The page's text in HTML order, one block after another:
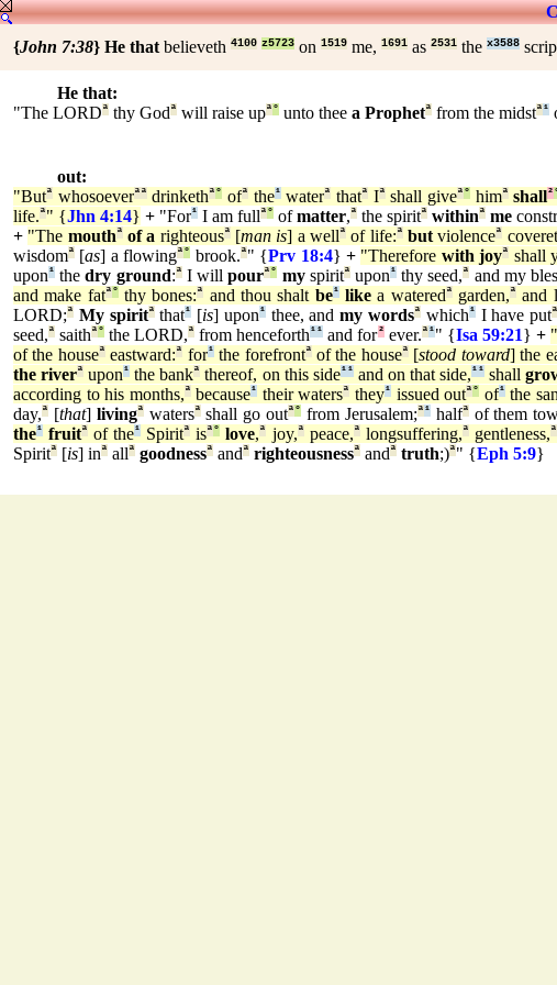
{John 7:38} He that believeth 4100 z5723 on 1519 me, 1691 as 2531 the x3588
He that:
"The LORDª thy Godª will raise upª° unto thee a Prophetª from the midstª¹
out:
"Butª whosoeverªª drinkethª° ofª the¹waterª thatª Iª shall giveª° himª shall²
life.ª" {Jhn 4:14} + "For¹ I am fullª° ofmatter,ª the spiritª withinª me
+ "The mouthª of a righteousª [man is] a wellª of life:ª but violenceª
wisdomª [as] a flowingª° brook.ª" {Prv 18:4} + "Therefore with joyª shall
upon¹ thedry ground:ªI willpourª° myspiritªupon¹thy seed,ª and my
and make fatª°thy bones:ª and thou shalt be¹like a wateredª garden,ª and
LORD;ª My spiritªthat¹ [is] upon¹thee, andmy wordsª which¹I have putª
seed,ª saithª° the LORD,ª from henceforth¹¹ and for²ever.ª¹" {Isa 59:21} +
of the houseª eastward:ª for¹the forefrontª of the houseª [stood toward] the
the riverª upon¹ the bankª thereof, on this side¹¹and on that side,¹¹ shall
according to his months,ª because¹ their watersª they¹ issued outª° of¹the
day,ª [that] livingªwatersªshall go outª° from Jerusalem;ª¹halfªof them
the¹ fruitª of the¹ Spiritª isª° love,ª joy,ª peace,ª longsuffering,ª gentleness,ª
Spiritª [is] inª allª goodnessª andª righteousnessª andª truth;)ª" {Eph 5:9}